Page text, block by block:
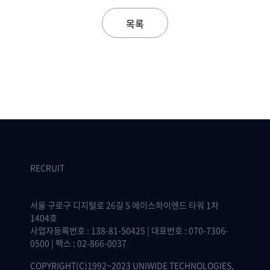
목록
RECRUIT
서울 구로구 디지털로 26길 5 에이스하이엔드 타워 1차
1404호
사업자등록번호 : 138-81-50425 | 대표번호 : 070-7306-
0500 | 팩스 : 02-866-0037
COPYRIGHT(C)1992~2023 UNIWIDE TECHNOLOGIES,